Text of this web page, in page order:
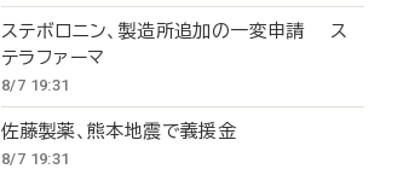
ステボロニン、製造所追加の一変申請 ス
テラファーマ
8/7 19:31
佐藤製薬、熊本地震で義援金
8/7 19:31